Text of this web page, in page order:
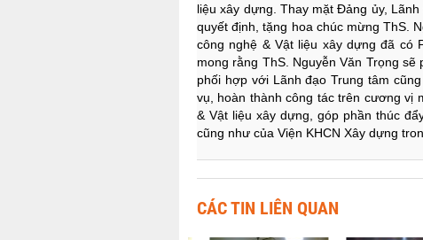
liệu xây dựng. Thay mặt Đảng ủy,
quyết định, tặng hoa chúc mừng ThS.
công nghệ & Vật liệu xây dựng đã có
mong rằng ThS. Nguyễn Văn Trọng
phối hợp với Lãnh đạo Trung tâm
vụ, hoàn thành công tác trên cương vị
& Vật liệu xây dựng, góp phần thúc
cũng như của Viện KHCN Xây dựng
CÁC TIN LIÊN QUAN